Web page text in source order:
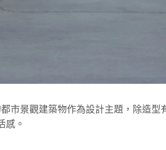
景觀建築物作為設計主題，除造型
感。